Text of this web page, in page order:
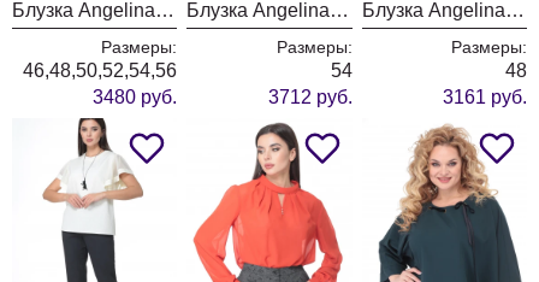
Блузка Angelina & Company 622 белый
Размеры:
46,48,50,52,54,56
3480 руб.
Блузка Angelina & Company 597 молочный
Размеры:
54
3712 руб.
Блузка Angelina & Company 512с синие полоски
Размеры:
48
3161 руб.